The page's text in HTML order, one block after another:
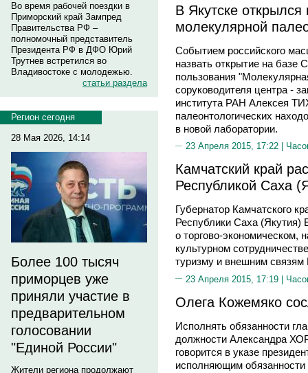
Во время рабочей поездки в
Приморский край Зампред
Правительства РФ –
полномочный представитель
Президента РФ в ДФО Юрий
Трутнев встретился во
Владивостоке с молодежью.
статьи раздела
Регион сегодня
28 Мая 2026, 14:14
Более 100 тысяч
приморцев уже
приняли участие в
предварительном
голосовании
"Единой России"
Жители региона продолжают
В Якутске
молекулярной
Событием российского
назвать открытие на базе
пользования
соруководителя центра -
института РАН Алексея
палеонтологических
в новой лаборатории.
23 Апреля 2015, 17:22 |
Камчатский край
Республикой Саха
Губернатор Камчатского
Республики Саха
о торгово-экономическом,
культурном
туризму и внешним связям
23 Апреля 2015, 17:19 |
Олега Кожемяко
Исполнять обязанности
должности Александра
говорится в указе
исполняющим обязанности